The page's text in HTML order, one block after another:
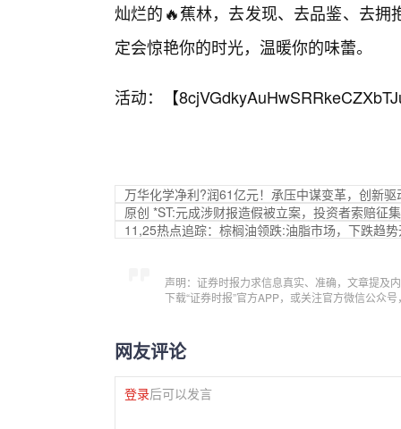
灿烂的🔥蕉林，去发现、去品鉴、去
定会惊艳你的时光，温暖你的味蕾。
活动：【
万华化学净利?润61亿元！承压中谋变革，创新驱
原创 *ST:元成涉财报造假被立案，投资者索赔征
11,25热点追踪：棕榈油领跌:油脂市场，下跌趋
声明：证券时报力求信息真实、准确，文章提及
下载“证券时报”官方APP，或关注官方微信公众
网友评论
登录后可以发言